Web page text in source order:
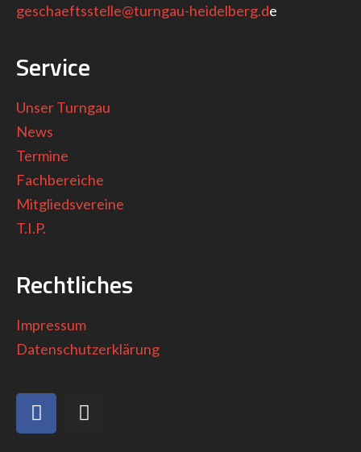
geschaeftsstelle@turngau-heidelberg.de
Service
Unser Turngau
News
Termine
Fachbereiche
Mitgliedsvereine
T.I.P.
Rechtliches
Impressum
Datenschutzerklärung